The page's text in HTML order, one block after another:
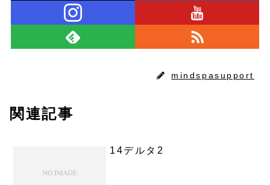
mindspasupport
関連記事
14デルタ2